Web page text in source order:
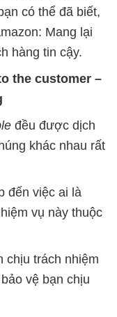
có thể đã biết,
Mang lại
hàng tin cậy.
the customer –
đều được dịch
khác nhau rất
đến việc ai là
vụ này thuộc
chịu trách nhiệm
vệ bạn chịu